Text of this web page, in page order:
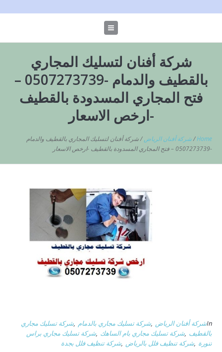
شركة أفنان لتسليك المجاري
بالقطيف والدمام -0507273739 –
فتح المجاري المسدودة بالقطيف
-ارخص الاسعار
Home
/شركة أفنان الرياض /شركة أفنان لتسليك المجاري بالقطيف والدمام
-0507273739 – فتح المجاري المسدودة بالقطيف -ارخص الاسعار
Inشركة أفنان الرياض ,شركة تسليك مجاري بالدمام ,شركة تسليك مجاري
بالقطيف ,شركة تسليك مجاري بام الساهك ,شركة تسليك مجاري براس
تنورة ,شركة تنظيف فلل بالرياض ,شركة تنظيف فلل بجدة